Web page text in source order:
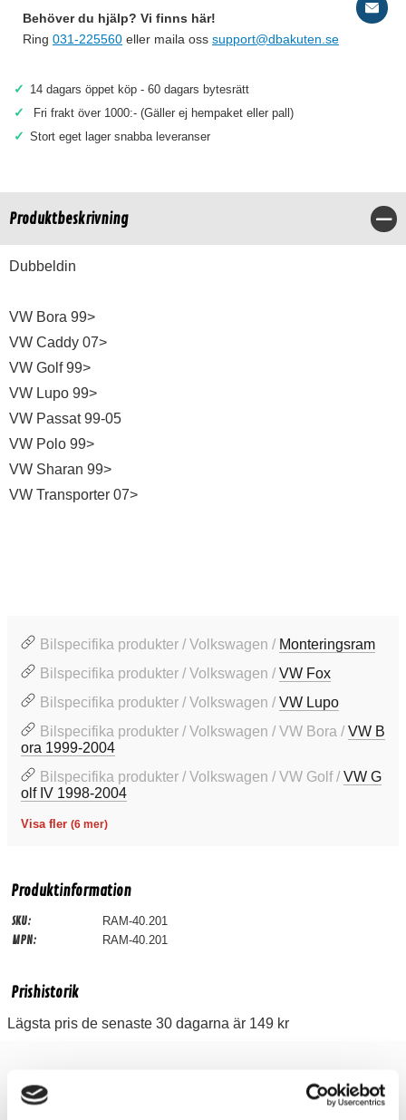
Behöver du hjälp? Vi finns här!
Ring 031-225560 eller maila oss support@dbakuten.se
✓ 14 dagars öppet köp - 60 dagars bytesrätt
✓ Fri frakt över 1000:- (Gäller ej hempaket eller pall)
✓ Stort eget lager snabba leveranser
Produktbeskrivning
Dubbeldin
VW Bora 99>
VW Caddy 07>
VW Golf 99>
VW Lupo 99>
VW Passat 99-05
VW Polo 99>
VW Sharan 99>
VW Transporter 07>
Bilspecifika produkter / Volkswagen / Monteringsram
Bilspecifika produkter / Volkswagen /VW Fox
Bilspecifika produkter / Volkswagen /VW Lupo
Bilspecifika produkter / Volkswagen / VW Bora /VW B
ora 1999-2004
Bilspecifika produkter / Volkswagen / VW Golf /VW G
olf IV 1998-2004
Visa fler (6 mer)
Produktinformation
SKU: RAM-40.201
MPN: RAM-40.201
Prishistorik
Lägsta pris de senaste 30 dagarna är 149 kr